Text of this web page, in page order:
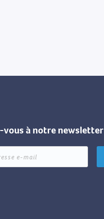
vous à notre newsletter